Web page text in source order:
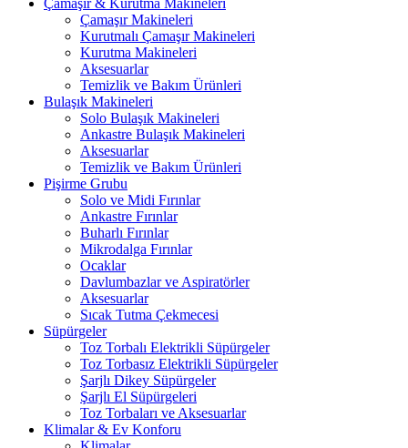
Çamaşır & Kurutma Makineleri
Çamaşır Makineleri
Kurutmalı Çamaşır Makineleri
Kurutma Makineleri
Aksesuarlar
Temizlik ve Bakım Ürünleri
Bulaşık Makineleri
Solo Bulaşık Makineleri
Ankastre Bulaşık Makineleri
Aksesuarlar
Temizlik ve Bakım Ürünleri
Pişirme Grubu
Solo ve Midi Fırınlar
Ankastre Fırınlar
Buharlı Fırınlar
Mikrodalga Fırınlar
Ocaklar
Davlumbazlar ve Aspiratörler
Aksesuarlar
Sıcak Tutma Çekmecesi
Süpürgeler
Toz Torbalı Elektrikli Süpürgeler
Toz Torbasız Elektrikli Süpürgeler
Şarjlı Dikey Süpürgeler
Şarjlı El Süpürgeleri
Toz Torbaları ve Aksesuarlar
Klimalar & Ev Konforu